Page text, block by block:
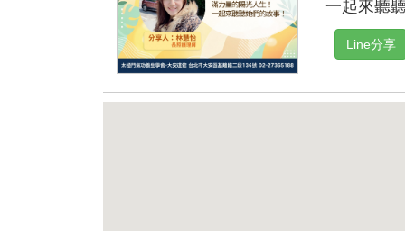
一起來聽
Line分享